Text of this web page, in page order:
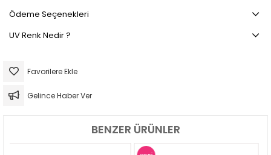
Ödeme Seçenekleri
UV Renk Nedir ?
Favorilere Ekle
Gelince Haber Ver
BENZER ÜRÜNLER